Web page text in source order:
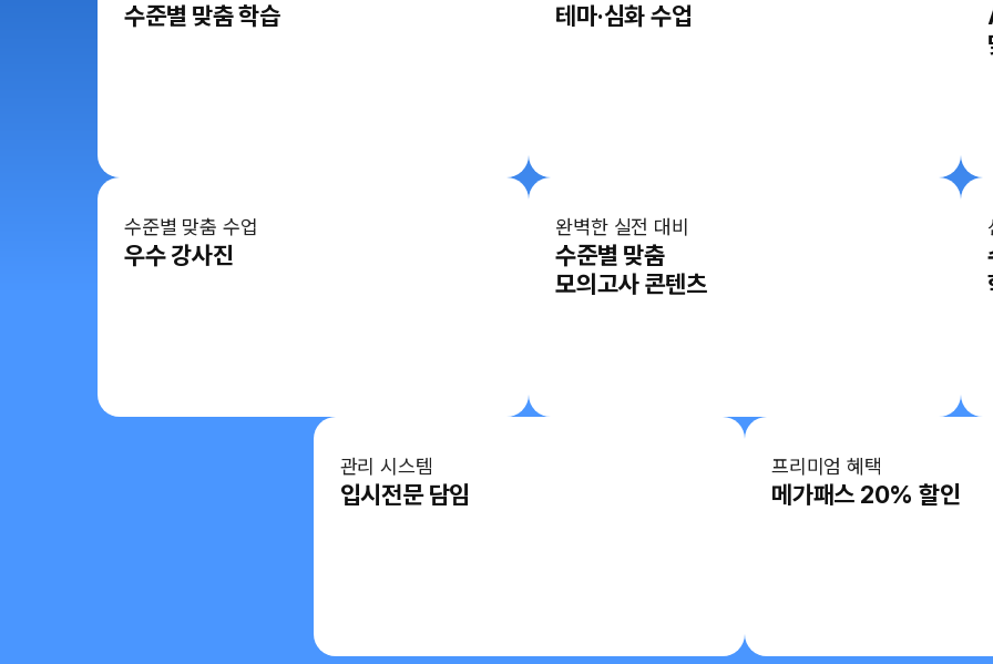
수준별 맞춤 학습 테마·심화 수업
수준별 맞춤 수업
우수 강사진
완벽한 실전 대비
수준별 맞춤
모의고사 콘텐츠
관리 시스템
입시전문 담임
프리미엄 혜택
메가패스 20% 할인